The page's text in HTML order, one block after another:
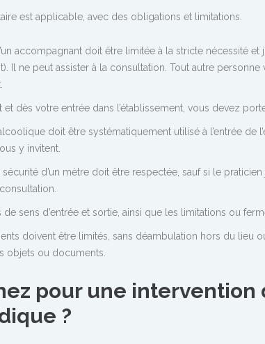
est applicable, avec des obligations et limitations.
accompagnant doit être limitée à la stricte nécessité
Il ne peut assister à la consultation. Tout autre
dès votre entrée dans l’établissement, vous devez
doit être systématiquement utilisé à l’entrée de
y invitent.
sécurité d’un mètre doit être respectée, sauf si le
de sens d’entrée et sortie, ainsi que les limitations ou
doivent être limités, sans déambulation hors du lieu
objets ou documents.
pour une
?